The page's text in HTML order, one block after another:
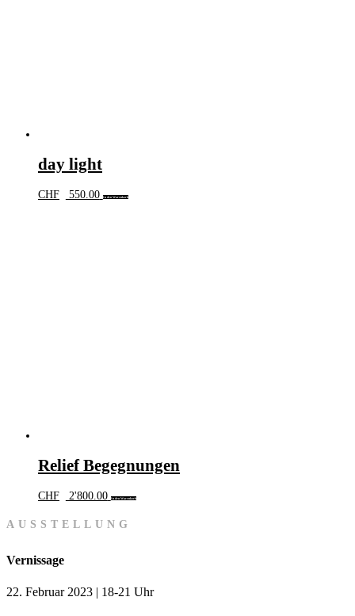
day light
CHF 550.00 In den Warenkorb
Relief Begegnungen
CHF 2'800.00 In den Warenkorb
AUSSTELLUNG
Vernissage
22. Februar 2023 | 18-21 Uhr